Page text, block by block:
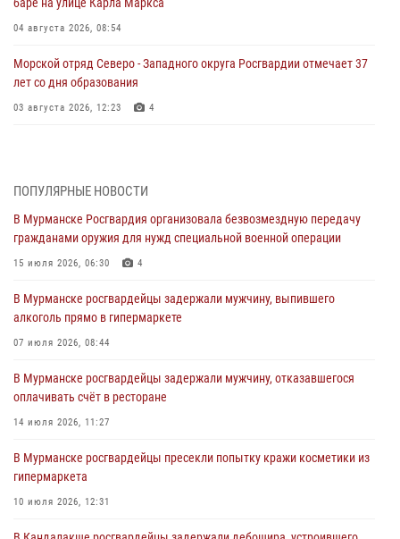
баре на улице Карла Маркса
04 августа 2026, 08:54
Морской отряд Северо - Западного округа Росгвардии отмечает 37
лет со дня образования
03 августа 2026, 12:23 4
Сотрудники Росгвардии провели инструктаж по
антитеррористической защищенности для членов избирательных
31 июля 2026, 08:48 3
Сотрудники Росгвардии задержали мужчину, не оплатившего счет в
30 июля 2026, 14:09
В Управлении Росгвардии по Мурманской области прошло пожарно-
30 июля 2026, 14:05
В Управлении Росгвардии по Мурманской области состоялось
ПОПУЛЯРНЫЕ НОВОСТИ
В Мурманске Росгвардия организовала безвозмездную передачу
гражданами оружия для нужд специальной военной операции
15 июля 2026, 06:30 4
В Мурманске росгвардейцы задержали мужчину, выпившего
алкоголь прямо в гипермаркете
07 июля 2026, 08:44
В Мурманске росгвардейцы задержали мужчину, отказавшегося
оплачивать счёт в ресторане
14 июля 2026, 11:27
В Мурманске росгвардейцы пресекли попытку кражи косметики из
гипермаркета
10 июля 2026, 12:31